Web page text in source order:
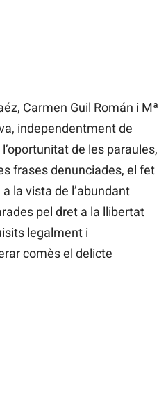
Carmen Guil Román i Mª
independentment de
de les paraules,
frases denunciades, el fet
la vista de l’abundant
pel dret a la llibertat
legalment i
comès el delicte